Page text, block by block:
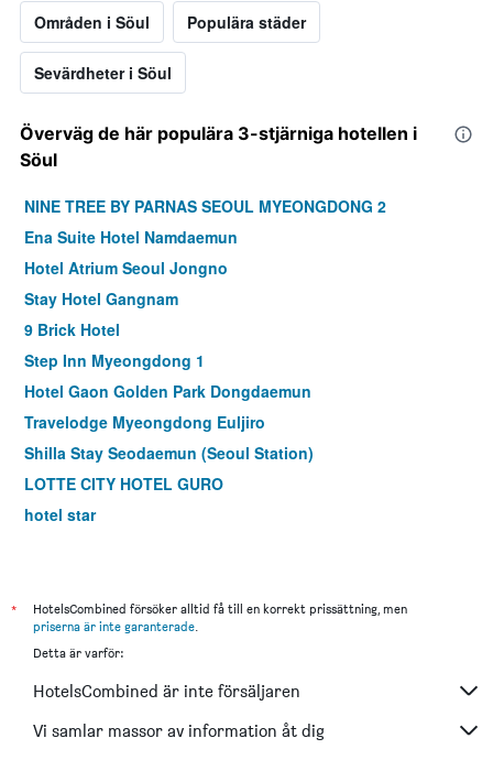
Områden i Söul Populära städer
Sevärdheter i Söul
Överväg de här populära 3-stjärniga hotellen i
Söul
NINE TREE BY PARNAS SEOUL MYEONGDONG 2
Ena Suite Hotel Namdaemun
Hotel Atrium Seoul Jongno
Stay Hotel Gangnam
9 Brick Hotel
Step Inn Myeongdong 1
Hotel Gaon Golden Park Dongdaemun
Travelodge Myeongdong Euljiro
Shilla Stay Seodaemun (Seoul Station)
LOTTE CITY HOTEL GURO
hotel star
LOTTE City Hotel Mapo
Shilla Stay Guro
Shilla Stay Mapo Hongdae
Dormy Inn Seoul Gangnam
*
HotelsCombined försöker alltid få till en korrekt prissättning, men
priserna är inte garanterade.
Detta är varför:
HotelsCombined är inte försäljaren
Vi samlar massor av information åt dig